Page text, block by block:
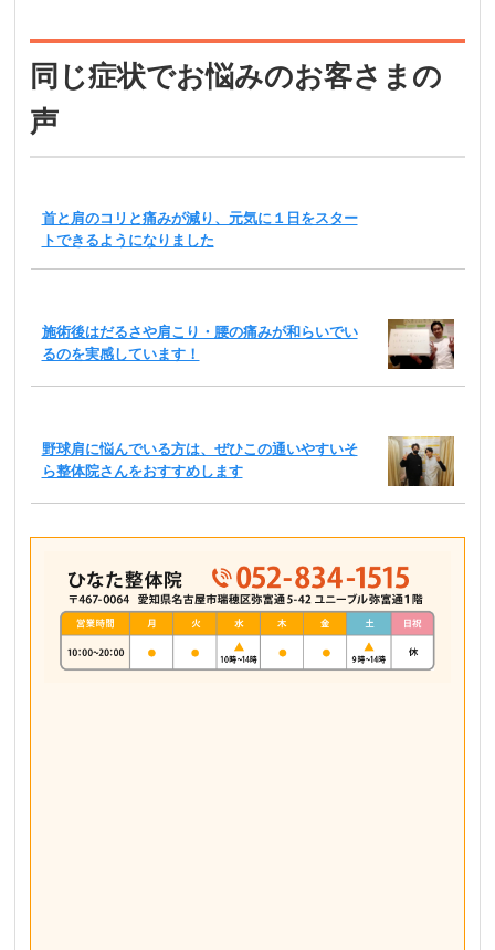
同じ症状でお悩みのお客さまの
声
首と肩のコリと痛みが減り、元気に１日をスター
トできるようになりました
施術後はだるさや肩こり・腰の痛みが和らいでい
るのを実感しています！
野球肩に悩んでいる方は、ぜひこの通いやすいそ
ら整体院さんをおすすめします